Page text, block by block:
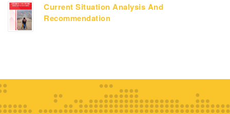
Current Situation Analysis And
Recommendation